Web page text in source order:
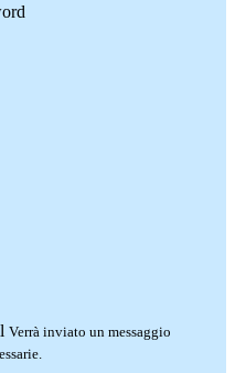
Verrà inviato un messaggio